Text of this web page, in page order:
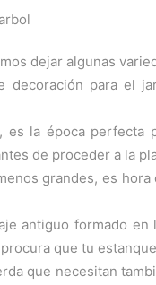
dejar algunas
para el
es la época perfecta
de proceder a la
grandes, es
antiguo formado en
que tu
que necesitan